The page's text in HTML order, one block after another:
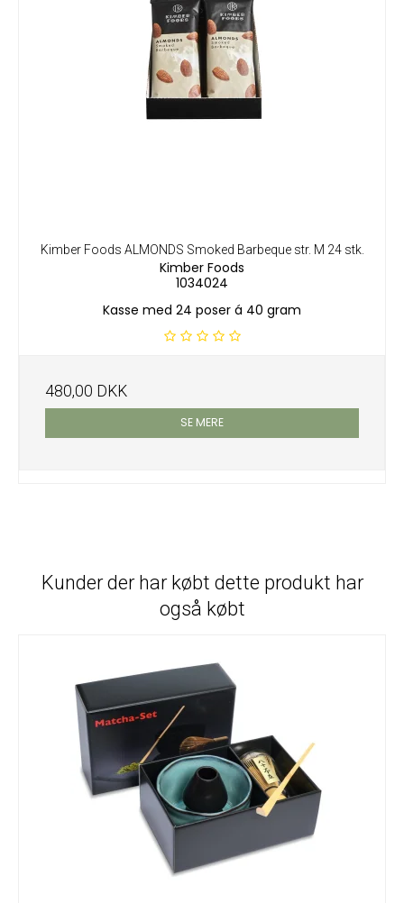
Kimber Foods ALMONDS Smoked Barbeque str. M 24 stk.
Kimber Foods
1034024
Kasse med 24 poser á 40 gram
480,00 DKK
SE MERE
Kunder der har købt dette produkt har
også købt